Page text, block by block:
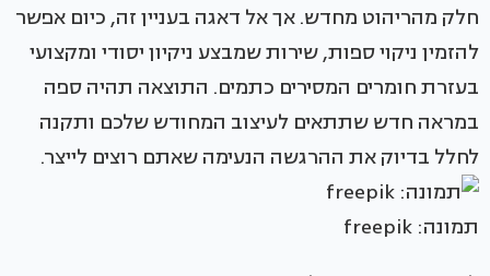
חלק מהריהוט מחדש. אך אל דאגה בעניין זה, כיום אפשר
להזמין ניקוי ספות, שירות שמבצע ניקיון יסודי ומקצועי
בעזרת חומרים המסירים כתמים. התוצאה תהיה ספה
במראה חדש שתתאים לעיצוב המחודש שלכם ותקנה
לחלל בדיוק את ההרגשה הנעימה שאתם רוצים לייצר.
תמונה: freepik